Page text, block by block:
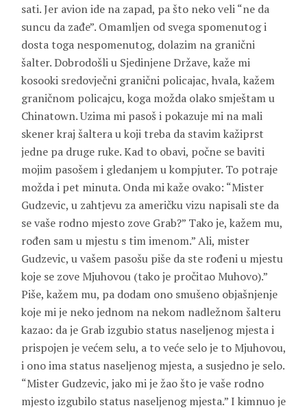
sati. Jer avion ide na zapad, pa što neko veli “ne da
suncu da zađe”. Omamljen od svega spomenutog i
dosta toga nespomenutog, dolazim na granični
šalter. Dobrodošli u Sjedinjene Države, kaže mi
kosooki sredovječni granični policajac, hvala, kažem
graničnom policajcu, koga možda olako smještam u
Chinatown. Uzima mi pasoš i pokazuje mi na mali
skener kraj šaltera u koji treba da stavim kažiprst
jedne pa druge ruke. Kad to obavi, počne se baviti
mojim pasošem i gledanjem u kompjuter. To potraje
možda i pet minuta. Onda mi kaže ovako: “Mister
Gudzevic, u zahtjevu za američku vizu napisali ste da
se vaše rodno mjesto zove Grab?” Tako je, kažem mu,
rođen sam u mjestu s tim imenom.” Ali, mister
Gudzevic, u vašem pasošu piše da ste rođeni u mjestu
koje se zove Mjuhovou (tako je pročitao Muhovo).”
Piše, kažem mu, pa dodam ono smušeno objašnjenje
koje mi je neko jednom na nekom nadležnom šalteru
kazao: da je Grab izgubio status naseljenog mjesta i
prispojen je većem selu, a to veće selo je to Mjuhovou,
i ono ima status naseljenog mjesta, a susjedno je selo.
“Mister Gudzevic, jako mi je žao što je vaše rodno
mjesto izgubilo status naseljenog mjesta.” I kimnuo je